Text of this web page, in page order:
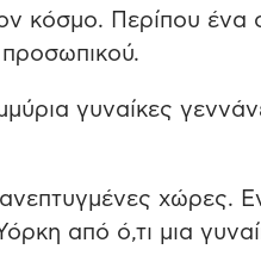
κόσμο. Περίπου ένα
προσωπικού.
γυναίκες
χώρες.
από ό,τι μια